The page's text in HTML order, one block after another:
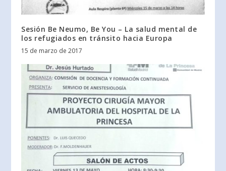
Sesión Be Neumo, Be You – La salud mental de
los refugiados en tránsito hacia Europa
15 de marzo de 2017